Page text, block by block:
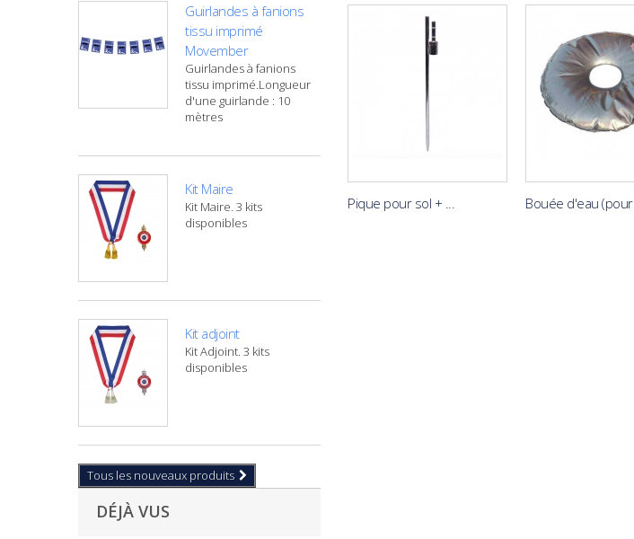
Guirlandes à fanions
tissu imprimé
Movember
Guirlandes à fanions
tissu imprimé.Longueur
d'une guirlande : 10
mètres
Kit Maire
Kit Maire. 3 kits
disponibles
Kit adjoint
Kit Adjoint. 3 kits
disponibles
Tous les nouveaux produits
DÉJÀ VUS
Pique pour sol + ... Bouée d'eau (pour...